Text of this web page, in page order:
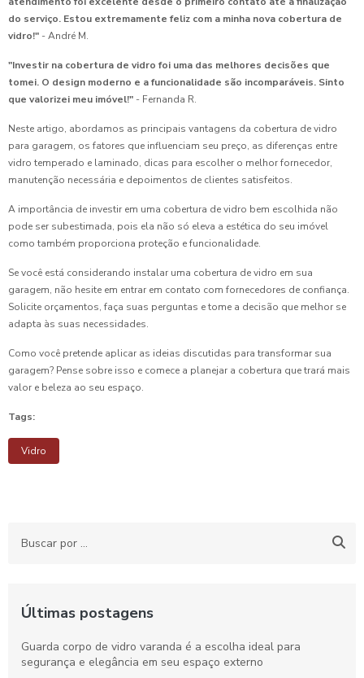
do serviço. Estou extremamente feliz com a minha nova cobertura de
vidro!" - André M.
"Investir na cobertura de vidro foi uma das melhores decisões que
tomei. O design moderno e a funcionalidade são incomparáveis. Sinto
que valorizei meu imóvel!" - Fernanda R.
Neste artigo, abordamos as principais vantagens da cobertura de vidro
para garagem, os fatores que influenciam seu preço, as diferenças entre
vidro temperado e laminado, dicas para escolher o melhor fornecedor,
manutenção necessária e depoimentos de clientes satisfeitos.
A importância de investir em uma cobertura de vidro bem escolhida não
pode ser subestimada, pois ela não só eleva a estética do seu imóvel
como também proporciona proteção e funcionalidade.
Se você está considerando instalar uma cobertura de vidro em sua
garagem, não hesite em entrar em contato com fornecedores de confiança.
Solicite orçamentos, faça suas perguntas e tome a decisão que melhor se
adapta às suas necessidades.
Como você pretende aplicar as ideias discutidas para transformar sua
garagem? Pense sobre isso e comece a planejar a cobertura que trará mais
valor e beleza ao seu espaço.
Tags:
Vidro
Últimas postagens
Guarda corpo de vidro varanda é a escolha ideal para
segurança e elegância em seu espaço externo